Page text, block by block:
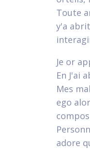
Toute
y'a
Je or
En J'ai
Mes
ego
adore